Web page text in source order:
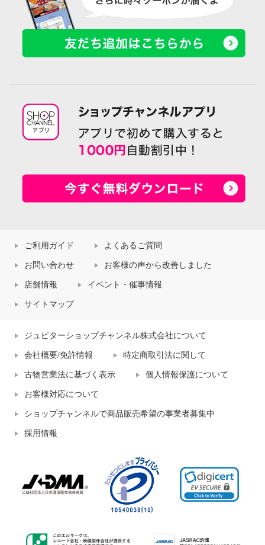
ご利用ガイド よくあるご質問
お問い合わせ お客様の声から改善しました
店舗情報 イベント・催事情報
サイトマップ
ジュピターショップチャンネル株式会社について
会社概要/免許情報 特定商取引法に関して
古物営業法に基づく表示 個人情報保護について
お客様対応について
ショップチャンネルで商品販売希望の事業者募集中
採用情報